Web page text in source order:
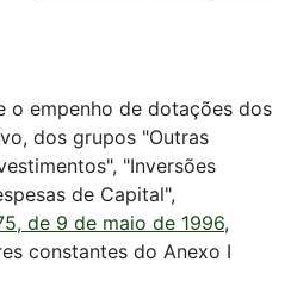
o empenho de dotações dos
dos grupos "Outras
"Inversões
de Capital",
de 9 de maio de 1996,
constantes do Anexo I